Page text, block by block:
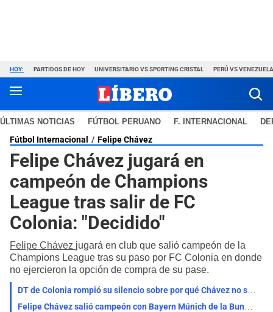
HOY: PARTIDOS DE HOY UNIVERSITARIO VS SPORTING CRISTAL PERÚ VS VENEZUELA
ÚLTIMAS NOTICIAS FÚTBOL PERUANO F. INTERNACIONAL
Fútbol Internacional Felipe Chávez
Felipe Chávez jugará en
campeón de Champions
League tras salir de FC
Colonia: "Decidido"
Felipe Chávez jugará en club que salió campeón de la
Champions League tras su paso por FC Colonia en donde
no ejercieron la opción de compra de su pase.
DT de Colonia rompió su silencio sobre por qué Chávez no suma minutos en la Bundesliga: "Tiene una..."
Felipe Chávez salió campeón con Bayern Múnich de la Bundesliga 2025-2026